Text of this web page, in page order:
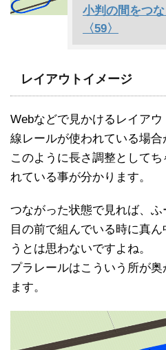
小判の間をつ
〈59〉
レイアウトイメージ
Webなどで見かけるレイア
線レールが使われている場合
このように長さ調整として
れている事が分かります。
つながった状態で見れば、ふ
目の前で組んでいる時に真
うとは思わないですよね。
プラレールはこういう所が
ます。